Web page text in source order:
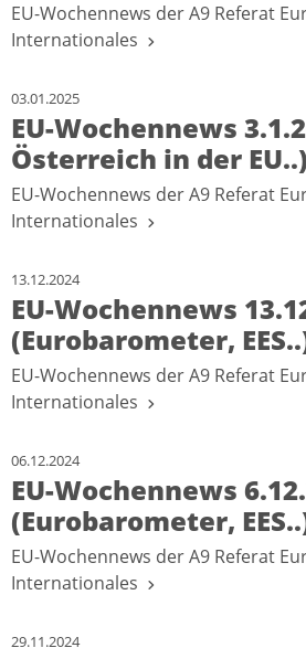
EU-Wochennews der A9 Referat
Internationales
03.01.2025
EU-Wochennews
Österreich in der EU..)
EU-Wochennews der A9 Referat
Internationales
13.12.2024
EU-Wochennews
(Eurobarometer,
EU-Wochennews der A9 Referat
Internationales
06.12.2024
EU-Wochennews
(Eurobarometer,
EU-Wochennews der A9 Referat
Internationales
29.11.2024